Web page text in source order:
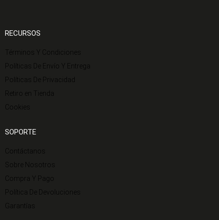
RECURSOS
Términos Y Condiciones
Políticas De Envío Y Entrega
Políticas De Privacidad
Retiro en Tienda
Cookies
SOPORTE
Contáctanos
Sobre Nosotros
Compra Y Pago
Política De Devoluciones
Garantías